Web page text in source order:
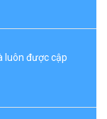
luôn được cập